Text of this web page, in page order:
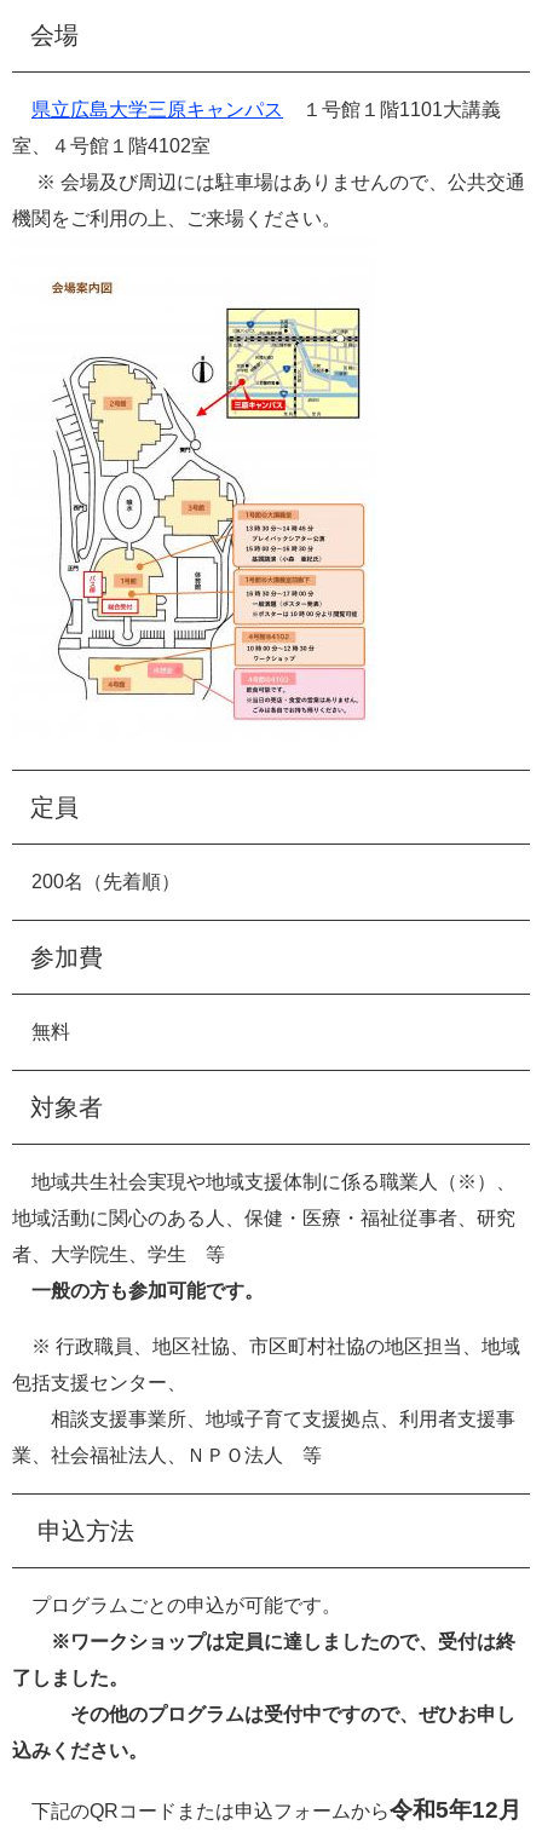
会場
県立広島大学三原キャンパス
１号館１階1101大講義
室、４号館１階4102室
※ 会場及び周辺には駐車場はありませんので、公共交通
機関をご利用の上、ご来場ください。
定員
200名（先着順）
参加費
無料
対象者
地域共生社会実現や地域支援体制に係る職業人（※）、
地域活動に関心のある人、保健・医療・福祉従事者、研究
者、大学院生、学生 等
一般の方も参加可能です。
※ 行政職員、地区社協、市区町村社協の地区担当、地域
包括支援センター、
相談支援事業所、地域子育て支援拠点、利用者支援事
業、社会福祉法人、ＮＰＯ法人 等​
申込方法
プログラムごとの申込が可能です。
※ワークショップは定員に達しましたので、受付は終
了しました。
その他のプログラムは受付中ですので、ぜひお申し
込みください。
下記のQRコードまたは申込フォームから令和5年12月